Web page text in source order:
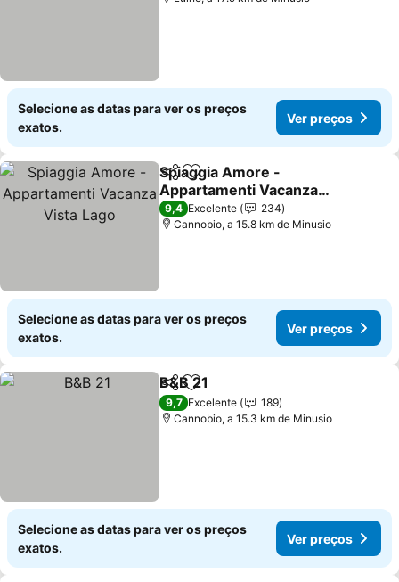
Selecione as datas para ver os preços
exatos.
Ver preços
PartilharAdicionar aos favoritos
Spiaggia Amore -
Appartamenti Vacanza
Vista Lago
9,4 Excelente
234
Cannobio, a 15.8 km de Minusio
Selecione as datas para ver os preços
exatos.
Ver preços
PartilharAdicionar aos favoritos
B&B 21
9,7 Excelente
189
Cannobio, a 15.3 km de Minusio
Selecione as datas para ver os preços
exatos.
Ver preços